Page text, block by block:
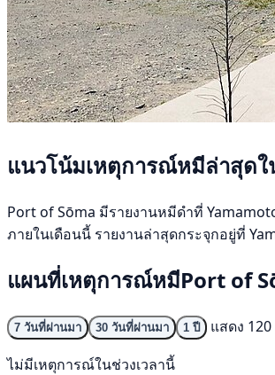
แนวโน้มเหตุการณ์หมีล่าสุด
Port of Sōma มีรายงานหมีดำที่
ภายในเดือนนี้ รายงานล่าสุดกระจุกอยู่ที่
แผนที่เหตุการณ์หมีPort of
7 วันที่ผ่านมา 30 วันที่ผ่านมา 1 ปี
แสดง
ไม่มีเหตุการณ์ในช่วงเวลานี้